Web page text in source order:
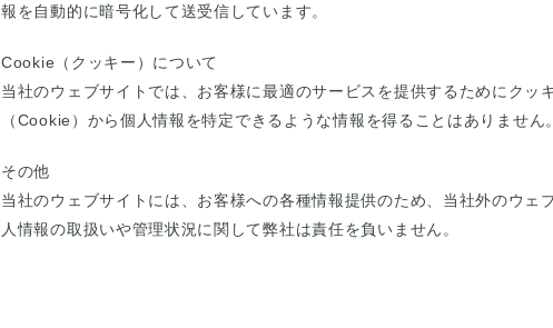
報を自動的に暗号化して送受信しています。
Cookie（クッキー）について
当社のウェブサイトでは、お客様に最適のサービスを提供するためにク
（Cookie）から個人情報を特定できるような情報を得ることはありません。
その他
当社のウェブサイトには、お客様への各種情報提供のため、当社外のウ
人情報の取扱いや管理状況に関して弊社は責任を負いません。